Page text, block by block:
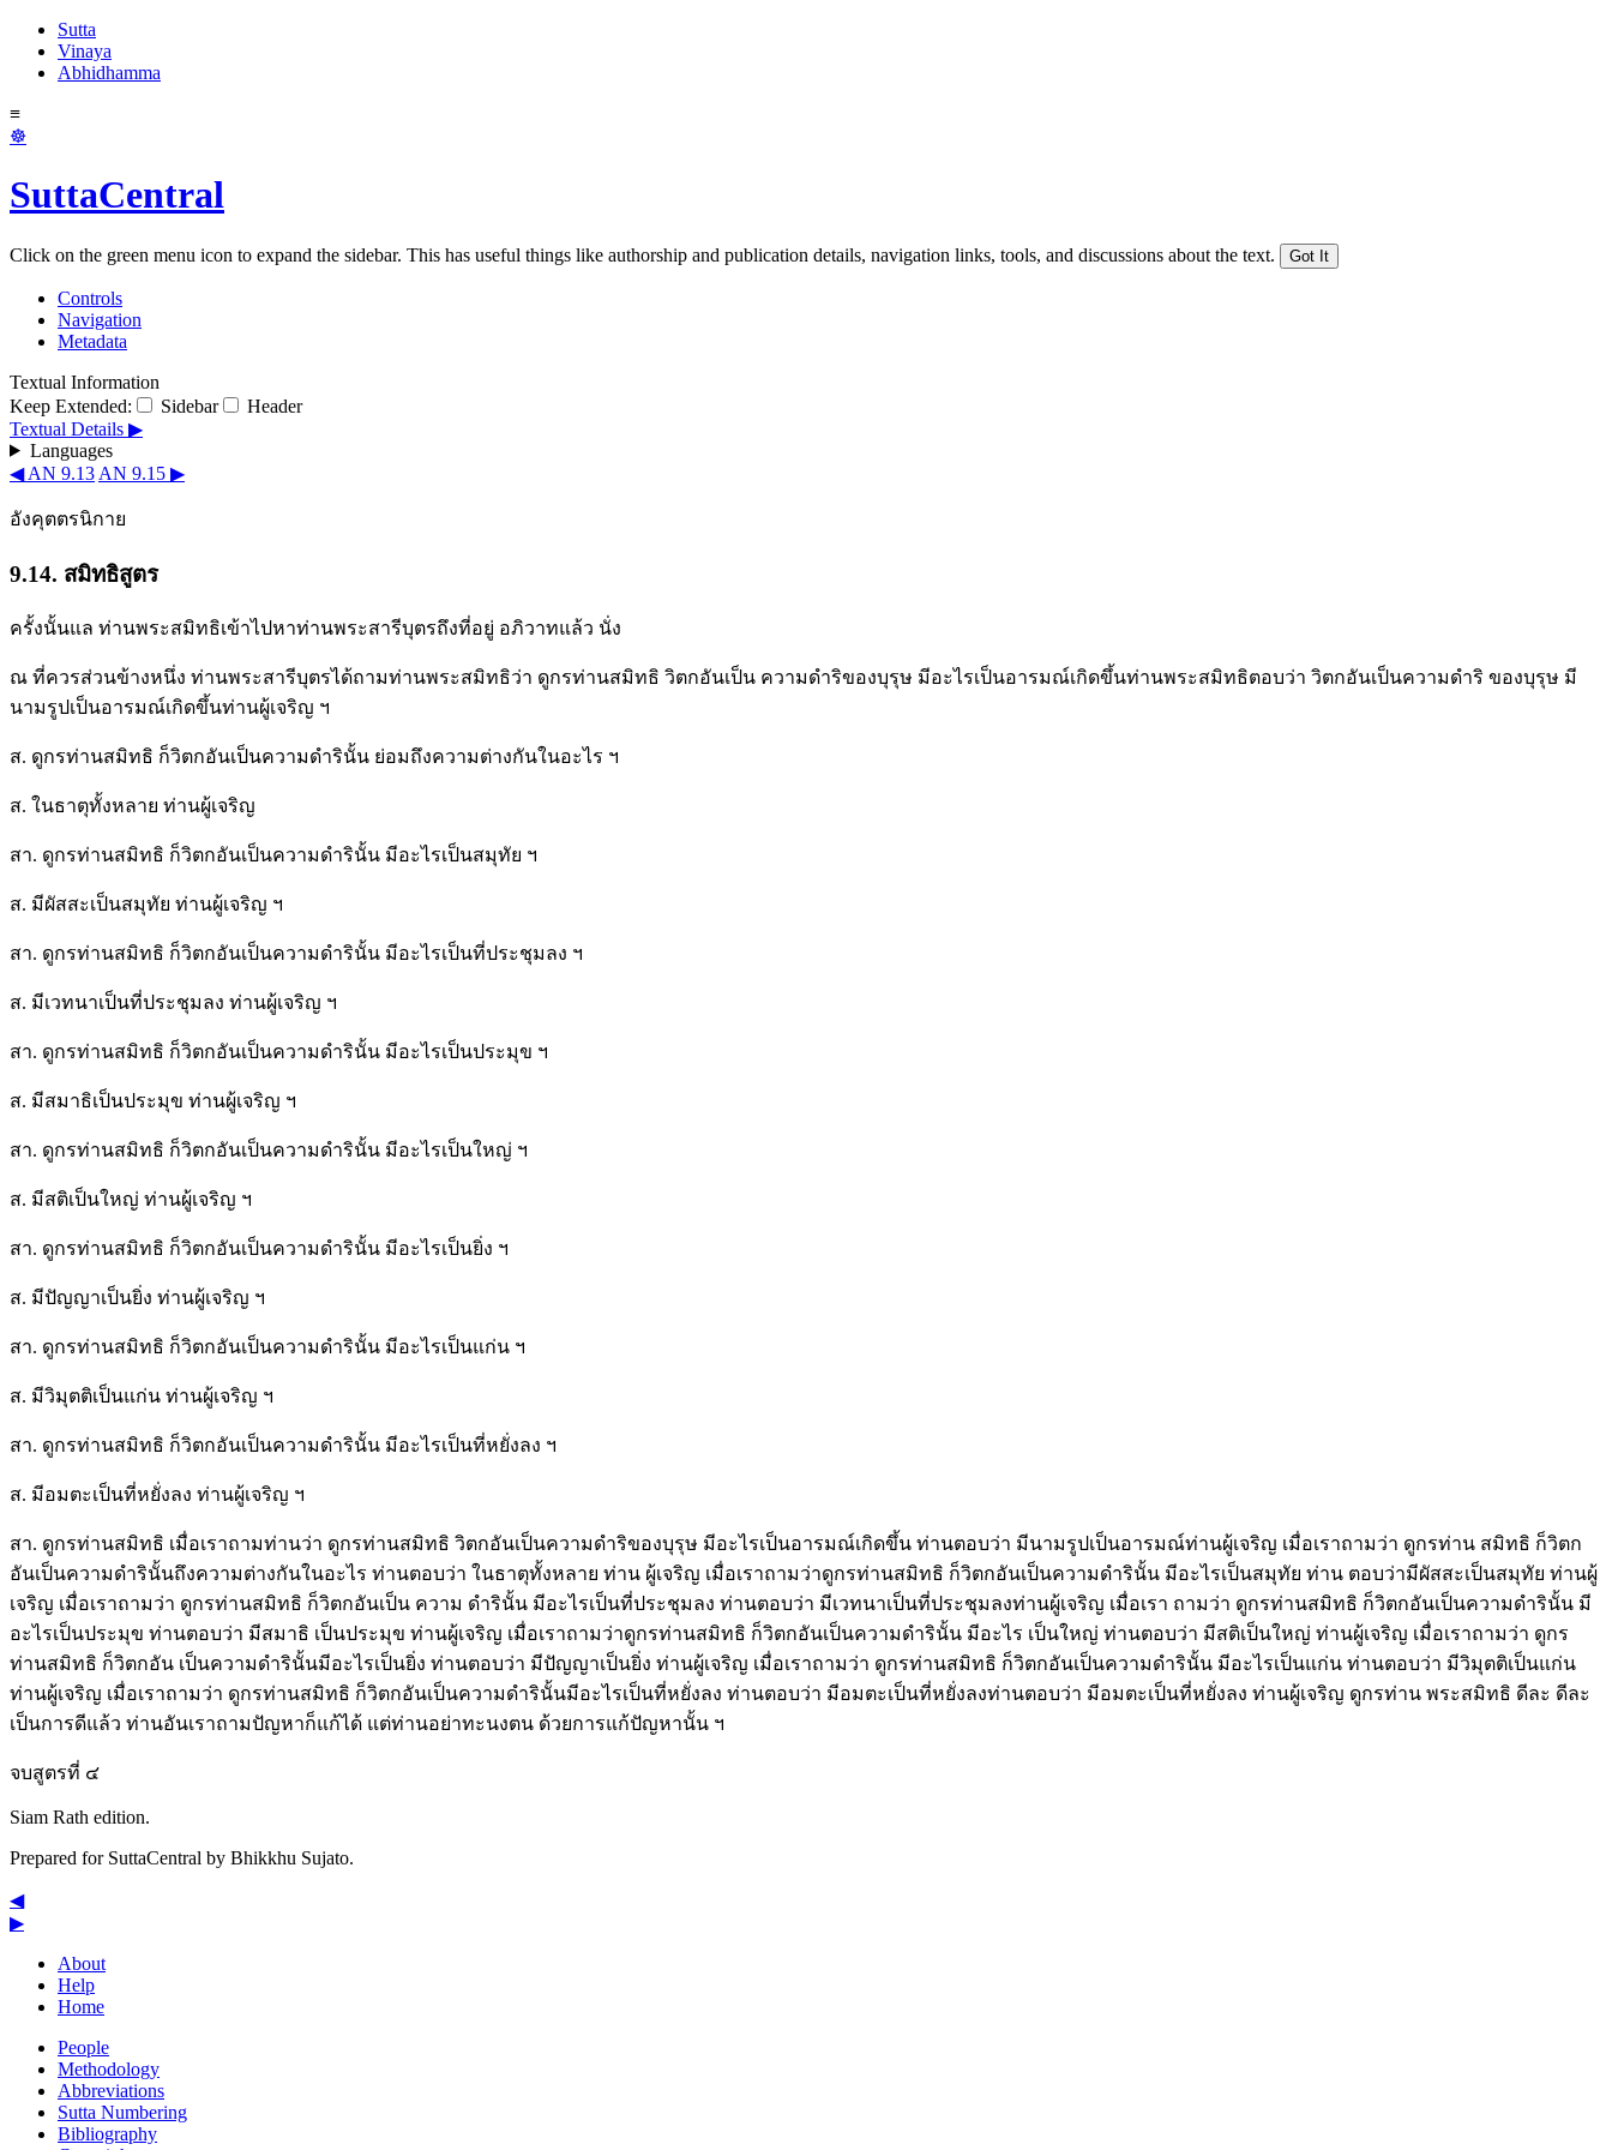
Sutta
Vinaya
Abhidhamma
≡
☸
SuttaCentral
Click on the green menu icon to expand the sidebar. This has useful things like authorship and publication details, navigation links, tools, and discussions about the text. Got It
Controls
Navigation
Metadata
Textual Information
Keep Extended:
Sidebar
Header
Textual Details ▶
Languages
◀ AN 9.13 AN 9.15 ▶
อังคุตตรนิกาย
9.14. สมิทธิสูตร
ครั้งนั้นแล ท่านพระสมิทธิเข้าไปหาท่านพระสารีบุตรถึงที่อยู่ อภิวาทแล้ว นั่ง
ณ ที่ควรส่วนข้างหนึ่ง ท่านพระสารีบุตรได้ถามท่านพระสมิทธิว่า ดูกรท่านสมิทธิ วิตกอันเป็น ความดำริของบุรุษ มีอะไรเป็นอารมณ์เกิดขึ้นท่านพระสมิทธิตอบว่า วิตกอันเป็นความดำริ ของบุรุษ มี
นามรูปเป็นอารมณ์เกิดขึ้นท่านผู้เจริญ ฯ
ส. ดูกรท่านสมิทธิ ก็วิตกอันเป็นความดำรินั้น ย่อมถึงความต่างกันในอะไร ฯ
ส. ในธาตุทั้งหลาย ท่านผู้เจริญ
สา. ดูกรท่านสมิทธิ ก็วิตกอันเป็นความดำรินั้น มีอะไรเป็นสมุทัย ฯ
ส. มีผัสสะเป็นสมุทัย ท่านผู้เจริญ ฯ
สา. ดูกรท่านสมิทธิ ก็วิตกอันเป็นความดำรินั้น มีอะไรเป็นที่ประชุมลง ฯ
ส. มีเวทนาเป็นที่ประชุมลง ท่านผู้เจริญ ฯ
สา. ดูกรท่านสมิทธิ ก็วิตกอันเป็นความดำรินั้น มีอะไรเป็นประมุข ฯ
ส. มีสมาธิเป็นประมุข ท่านผู้เจริญ ฯ
สา. ดูกรท่านสมิทธิ ก็วิตกอันเป็นความดำรินั้น มีอะไรเป็นใหญ่ ฯ
ส. มีสติเป็นใหญ่ ท่านผู้เจริญ ฯ
สา. ดูกรท่านสมิทธิ ก็วิตกอันเป็นความดำรินั้น มีอะไรเป็นยิ่ง ฯ
ส. มีปัญญาเป็นยิ่ง ท่านผู้เจริญ ฯ
สา. ดูกรท่านสมิทธิ ก็วิตกอันเป็นความดำรินั้น มีอะไรเป็นแก่น ฯ
ส. มีวิมุตติเป็นแก่น ท่านผู้เจริญ ฯ
สา. ดูกรท่านสมิทธิ ก็วิตกอันเป็นความดำรินั้น มีอะไรเป็นที่หยั่งลง ฯ
ส. มีอมตะเป็นที่หยั่งลง ท่านผู้เจริญ ฯ
สา. ดูกรท่านสมิทธิ เมื่อเราถามท่านว่า ดูกรท่านสมิทธิ วิตกอันเป็นความดำริของบุรุษ มีอะไรเป็นอารมณ์เกิดขึ้น ท่านตอบว่า มีนามรูปเป็นอารมณ์ท่านผู้เจริญ เมื่อเราถามว่า ดูกรท่าน สมิทธิ ก็วิตก
อันเป็นความดำรินั้นถึงความต่างกันในอะไร ท่านตอบว่า ในธาตุทั้งหลาย ท่าน ผู้เจริญ เมื่อเราถามว่าดูกรท่านสมิทธิ ก็วิตกอันเป็นความดำรินั้น มีอะไรเป็นสมุทัย ท่าน ตอบว่ามีผัสสะเป็นสมุทัย ท่านผู้
เจริญ เมื่อเราถามว่า ดูกรท่านสมิทธิ ก็วิตกอันเป็น ความ ดำรินั้น มีอะไรเป็นที่ประชุมลง ท่านตอบว่า มีเวทนาเป็นที่ประชุมลงท่านผู้เจริญ เมื่อเรา ถามว่า ดูกรท่านสมิทธิ ก็วิตกอันเป็นความดำรินั้น มี
อะไรเป็นประมุข ท่านตอบว่า มีสมาธิ เป็นประมุข ท่านผู้เจริญ เมื่อเราถามว่าดูกรท่านสมิทธิ ก็วิตกอันเป็นความดำรินั้น มีอะไร เป็นใหญ่ ท่านตอบว่า มีสติเป็นใหญ่ ท่านผู้เจริญ เมื่อเราถามว่า ดูกร
ท่านสมิทธิ ก็วิตกอัน เป็นความดำรินั้นมีอะไรเป็นยิ่ง ท่านตอบว่า มีปัญญาเป็นยิ่ง ท่านผู้เจริญ เมื่อเราถามว่า ดูกรท่านสมิทธิ ก็วิตกอันเป็นความดำรินั้น มีอะไรเป็นแก่น ท่านตอบว่า มีวิมุตติเป็นแก่น
ท่านผู้เจริญ เมื่อเราถามว่า ดูกรท่านสมิทธิ ก็วิตกอันเป็นความดำรินั้นมีอะไรเป็นที่หยั่งลง ท่านตอบว่า มีอมตะเป็นที่หยั่งลงท่านตอบว่า มีอมตะเป็นที่หยั่งลง ท่านผู้เจริญ ดูกรท่าน พระสมิทธิ ดีละ ดีละ
เป็นการดีแล้ว ท่านอันเราถามปัญหาก็แก้ได้ แต่ท่านอย่าทะนงตน ด้วยการแก้ปัญหานั้น ฯ
จบสูตรที่ ๔
Siam Rath edition.
Prepared for SuttaCentral by Bhikkhu Sujato.
◀
▶
About
Help
Home
People
Methodology
Abbreviations
Sutta Numbering
Bibliography